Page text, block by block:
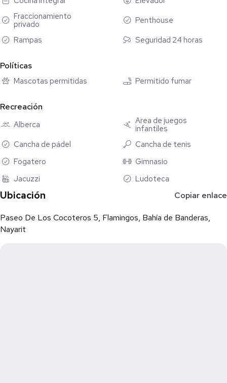
Fraccionamiento
privado
Penthouse
Rampas
Seguridad 24 horas
Políticas
Mascotas permitidas Permitido fumar
Recreación
Alberca
Área de juegos
infantiles
Cancha de pádel
Cancha de tenis
Fogatero
Gimnasio
Jacuzzi
Ludoteca
Ubicación Copiar enlace
Paseo De Los Cocoteros 5, Flamingos, Bahía de Banderas,
Nayarit